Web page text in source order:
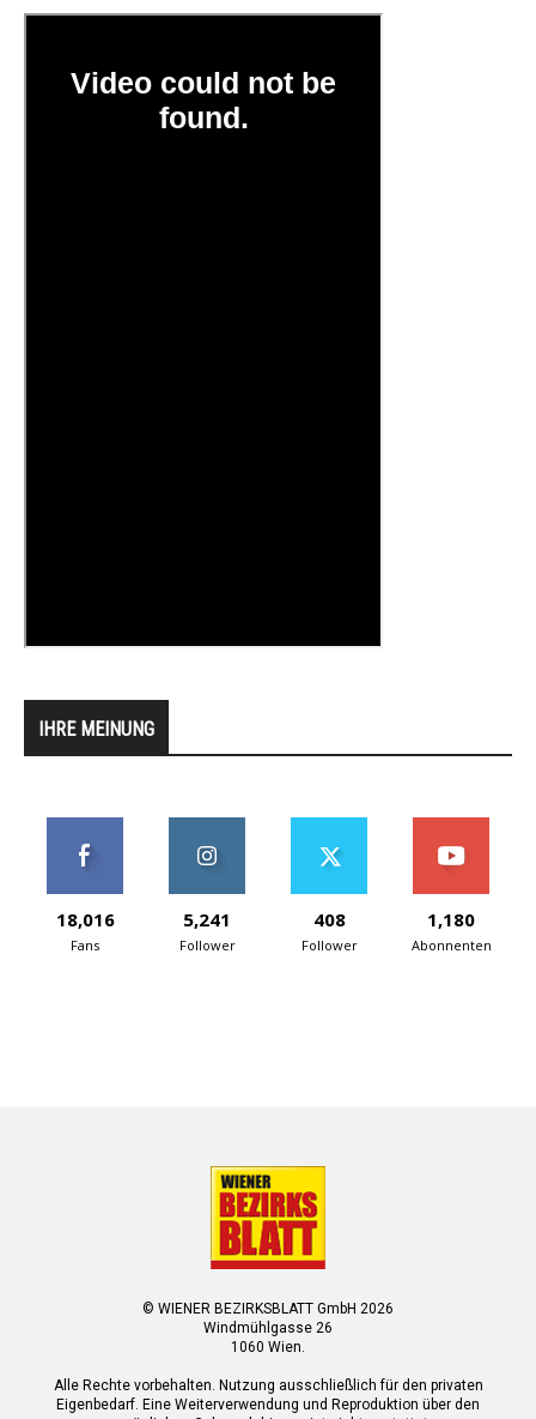
IHRE MEINUNG
18,016
Fans
5,241
Follower
408
Follower
1,180
Abonnenten
© WIENER BEZIRKSBLATT GmbH 2026
Windmühlgasse 26
1060 Wien.
Alle Rechte vorbehalten. Nutzung ausschließlich für den privaten
Eigenbedarf. Eine Weiterverwendung und Reproduktion über den